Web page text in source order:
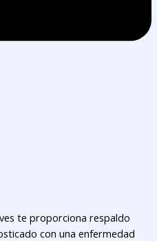
te proporciona respaldo
con una enfermedad